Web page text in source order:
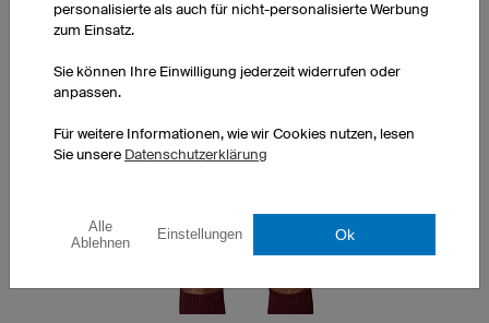
personalisierte als auch für nicht-personalisierte Werbung
zum Einsatz.
Sie können Ihre Einwilligung jederzeit widerrufen oder
anpassen.
Für weitere Informationen, wie wir Cookies nutzen, lesen
Sie unsere Datenschutzerklärung
Alle
Ablehnen
Einstellungen Ok